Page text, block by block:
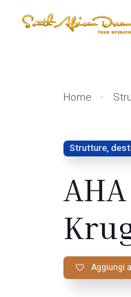
Home
Strutture,
Aggiungi